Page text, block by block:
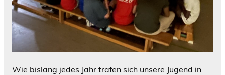
Wie bislang jedes Jahr trafen sich unsere Jugend in